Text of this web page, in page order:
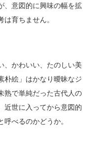
、意図的に興味の幅を拡
育ちません。
、かわいい、たのしい美
朴絵」はかなり曖昧なジ
熟で単純だった古代人の
近世に入ってから意図的
べるのかどうか。